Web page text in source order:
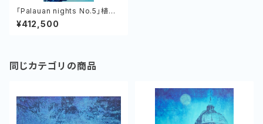
「Palauan nights No.5」植村
友哉 キャンバス、アクリル
¥412,500
同じカテゴリの商品